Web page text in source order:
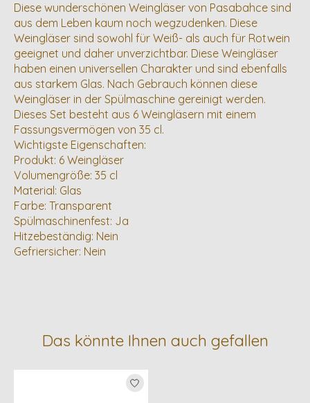
Diese wunderschönen Weingläser von Pasabahce sind
aus dem Leben kaum noch wegzudenken. Diese
Weingläser sind sowohl für Weiß- als auch für Rotwein
geeignet und daher unverzichtbar. Diese Weingläser
haben einen universellen Charakter und sind ebenfalls
aus starkem Glas. Nach Gebrauch können diese
Weingläser in der Spülmaschine gereinigt werden.
Dieses Set besteht aus 6 Weingläsern mit einem
Fassungsvermögen von 35 cl.
Wichtigste Eigenschaften:
Produkt: 6 Weingläser
Volumengröße: 35 cl
Material: Glas
Farbe: Transparent
Spülmaschinenfest: Ja
Hitzebeständig: Nein
Gefriersicher: Nein
Das könnte Ihnen auch gefallen
Produkt-Karussell-Artikel